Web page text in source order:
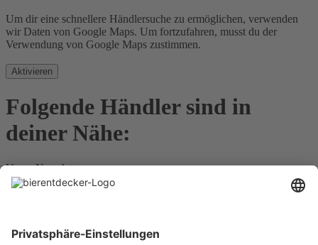
Um dir eine schnellere Händlersuche zu ermöglichen, verwenden
wir Daten von Google Maps. Um fortzufahren, musst du der
Verwendung von Google Maps zustimmen.
Aktivieren
Folgende Händler sind in
deiner Nähe:
Unser Newsletter
Für Bierkenner, Bierliebhaber, Bierneulinge - kurz, alle
Jetzt anmelden!
Impressum Datenschutz Barrierefrei